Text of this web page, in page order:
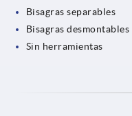
Bisagras separables
Bisagras desmontables
Sin herramientas